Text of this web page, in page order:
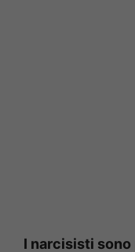
I narcisisti